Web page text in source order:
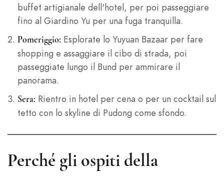
buffet artigianale dell'hotel, per poi passeggiare
fino al Giardino Yu per una fuga tranquilla.
Pomeriggio: Esplorate lo Yuyuan Bazaar per fare
shopping e assaggiare il cibo di strada, poi
passeggiate lungo il Bund per ammirare il
panorama.
Sera: Rientro in hotel per cena o per un cocktail sul
tetto con lo skyline di Pudong come sfondo.
Perché gli ospiti della